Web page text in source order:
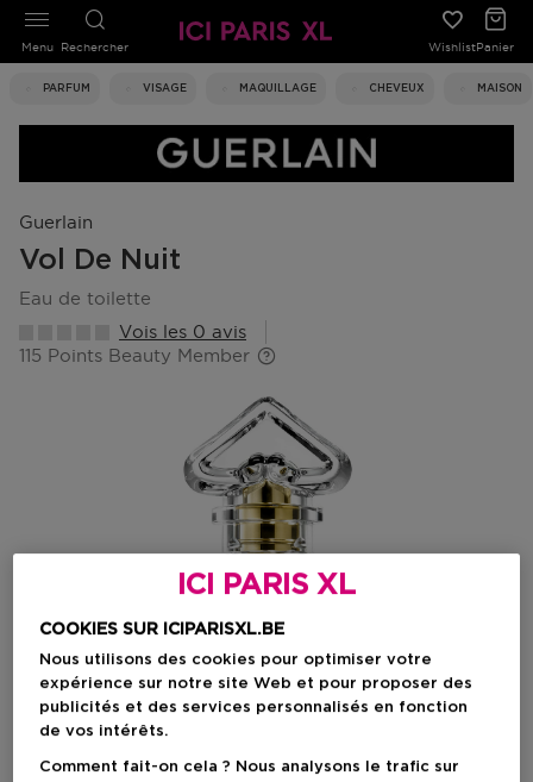
Rechercher WishlistPanier
PARFUM VISAGE MAQUILLAGE CHEVEUX MAISON
Menu
Guerlain
Vol De Nuit
eau de toilette
Vois les 0 avis
115 Points Beauty Member
ICI PARIS XL
COOKIES SUR ICIPARISXL.BE
Nous utilisons des cookies pour optimiser votre
expérience sur notre site Web et pour proposer des
publicités et des services personnalisés en fonction
de vos intérêts.
Comment fait-on cela ? Nous analysons le trafic sur